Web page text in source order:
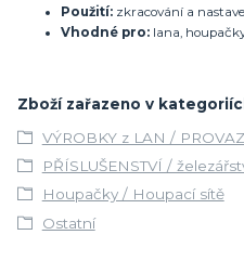
Použití: zkracování a
Vhodné pro: lana,
Zboží zařazeno v
VÝROBKY z LAN /
PŘÍSLUŠENSTVÍ /
Houpačky / Houpací sítě
Ostatní